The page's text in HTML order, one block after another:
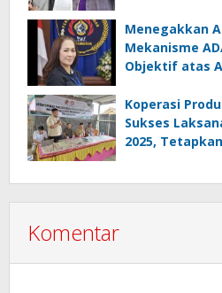
Menegakkan
Mekanisme
Objektif atas
Melanggar
Koperasi
Sukses
2025,
Komentar